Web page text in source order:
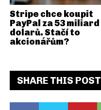
SHARE THIS POST
Stripe chce koupit
PayPal za 53 miliard
dolarů. Stačí to
akcionářům?